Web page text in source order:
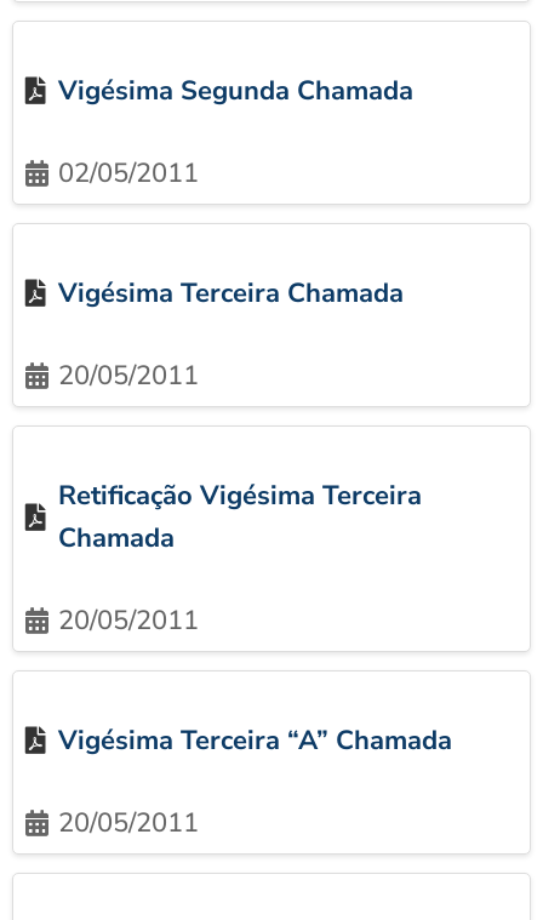
Vigésima Segunda Chamada
02/05/2011
Vigésima Terceira Chamada
20/05/2011
Retificação Vigésima Terceira
Chamada
20/05/2011
Vigésima Terceira “A” Chamada
20/05/2011